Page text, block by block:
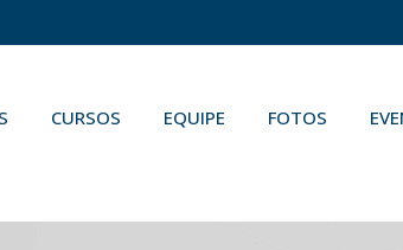
CURSOS EQUIPE FOTOS